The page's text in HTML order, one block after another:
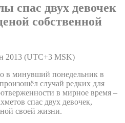
спас двух девочек
собственной
2013 (UTC+3 MSK)
в минувший понедельник в
случай редких для
в мирное время –
спас двух девочек,
своей жизни.